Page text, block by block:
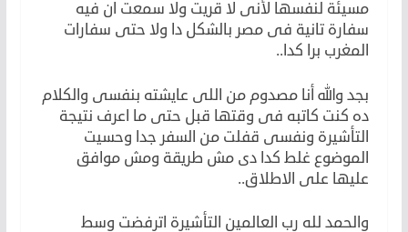
مسيئة لنفسها لأنى لا قريت ولا سمعت ان فيه
سفارة تانية فى مصر بالشكل دا ولا حتى سفارات
المغرب برا كدا..
بجد والله أنا مصدوم من اللى عايشته بنفسى والكلام
ده كنت كاتبه فى وقتها قبل حتى ما اعرف نتيجة
التأشيرة ونفسى قفلت من السفر جدا وحسيت
الموضوع غلط كدا دى مش طريقة ومش موافق
عليها على الاطلاق..
والحمد لله رب العالمين التأشيرة اترفضت وسط